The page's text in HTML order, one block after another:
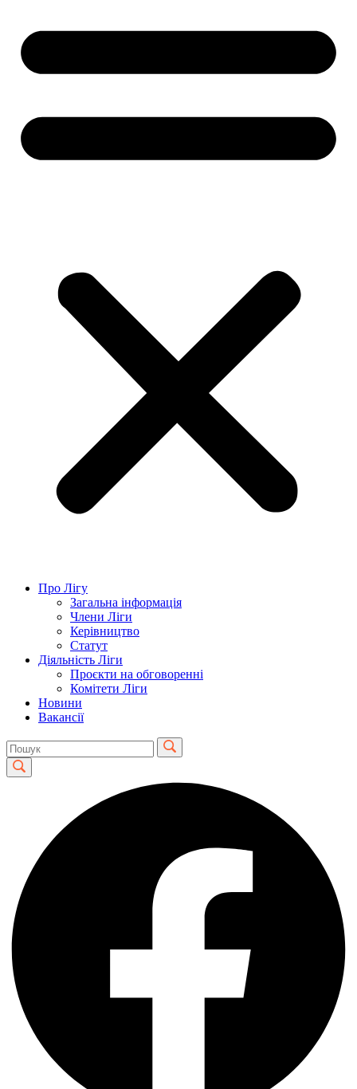
Про Лігу
Загальна інформація
Члени Ліги
Керівництво
Статут
Діяльність Ліги
Проєкти на обговоренні
Комітети Ліги
Новини
Вакансії